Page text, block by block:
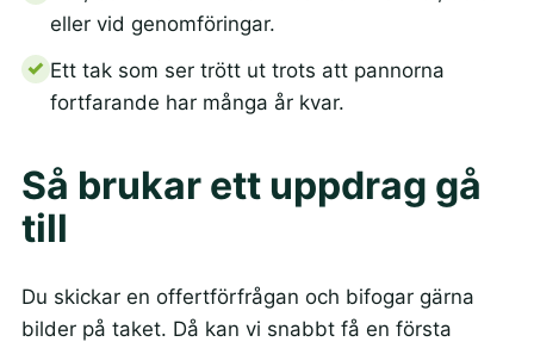
eller vid genomföringar.
Ett tak som ser trött ut trots att pannorna
fortfarande har många år kvar.
Så brukar ett uppdrag gå
till
Du skickar en offertförfrågan och bifogar gärna
bilder på taket. Då kan vi snabbt få en första